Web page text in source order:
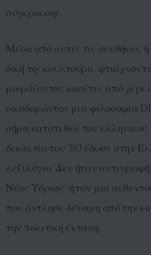
σύγκρουσης.
Μέσα από αυτές τις συνθήκες,
δική της κουλτούρα,
μοιράζοντας κασέτες από χέρι
οικοδομώντας μια φιλοσοφία
σήμα κατατεθέν του
δεκαετία του ’80 έδωσε στην
λεξιλόγιο. Δεν ήταν
Νέας Υόρκης· ήταν μια
που άντλησε δύναμη από την
την πολιτική ένταση.